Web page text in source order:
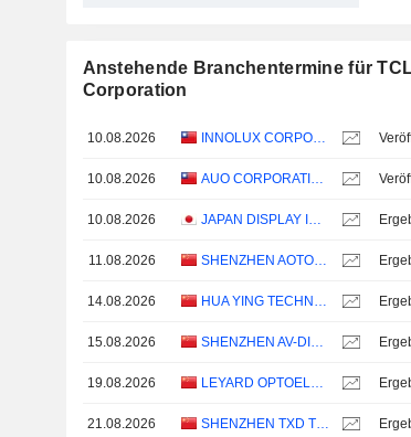
Anstehende Branchentermine für
Corporation
10.08.2026 INNOLUX CORPORATION
10.08.2026 AUO CORPORATION
10.08.2026 JAPAN DISPLAY INC.
11.08.2026 SHENZHEN AOTO ELECTRONICS CO., LTD.
14.08.2026 HUA YING TECHNOLOGY (GROUP) CO.,LTD.
15.08.2026 SHENZHEN AV-DISPLAY CO., LTD.
19.08.2026 LEYARD OPTOELECTRONIC CO., LTD.
21.08.2026 SHENZHEN TXD TECHNOLOGY CO.,LTD.